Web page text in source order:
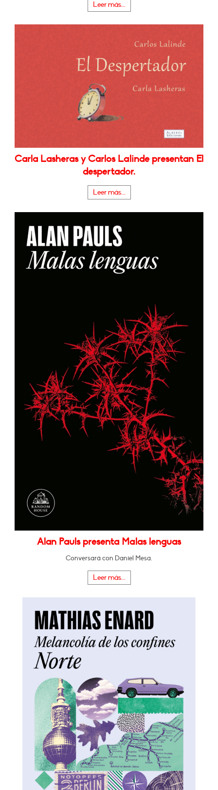
Leer más...
Carla Lasheras y Carlos Lalinde presentan El
despertador.
Leer más...
Alan Pauls presenta Malas lenguas
Conversará con Daniel Mesa.
Leer más...